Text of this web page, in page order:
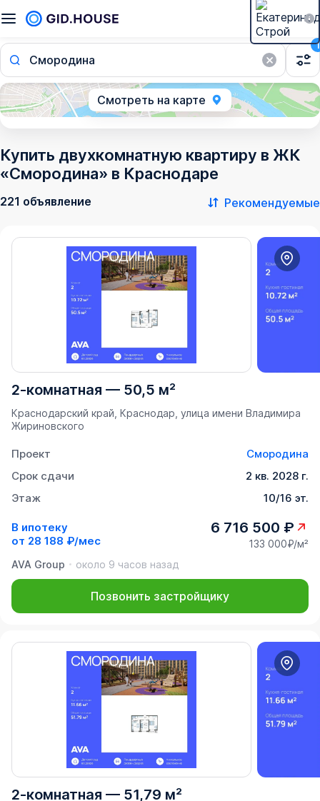
Смородина
1
Смотреть на карте
Купить двухкомнатную квартиру в ЖК
«Смородина» в Краснодаре
221 объявление Рекомендуемые
2-комнатная — 50,5 м²
Краснодарский край, Краснодар, улица имени Владимира
Жириновского
Проект
Смородина
Срок сдачи
2 кв. 2028 г.
Этаж
10/16 эт.
В ипотеку
от 28 188 ₽/мес
6 716 500 ₽
133 000₽/м²
AVA Group
около 9 часов назад
Позвонить застройщику
2-комнатная — 51,79 м²